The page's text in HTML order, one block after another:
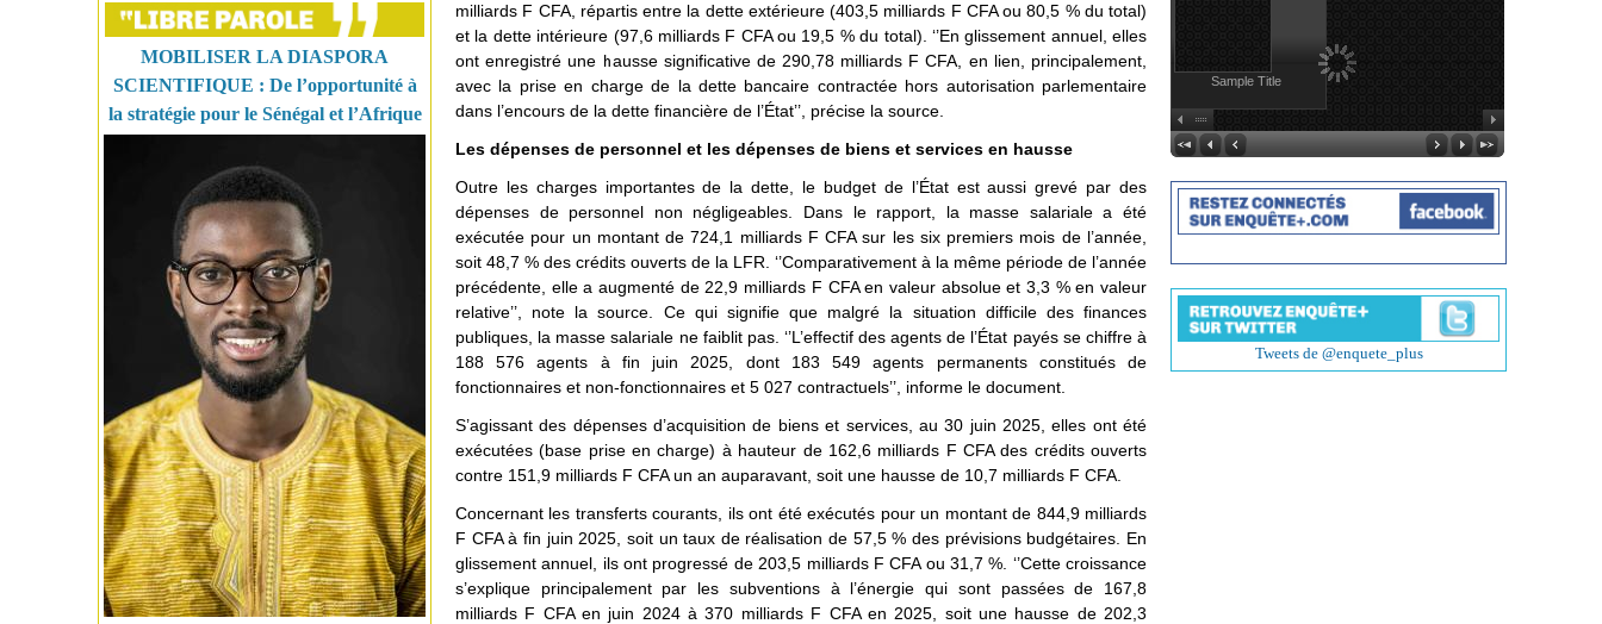
MOBILISER LA DIASPORA
SCIENTIFIQUE : De l’opportunité à
la stratégie pour le Sénégal et l’Afrique
milliards F CFA, répartis entre la dette extérieure (403,5 milliards F CFA ou 80,5 % du total)
et la dette intérieure (97,6 milliards F CFA ou 19,5 % du total). ‘’En glissement annuel, elles
ont enregistré une hausse significative de 290,78 milliards F CFA, en lien, principalement,
avec la prise en charge de la dette bancaire contractée hors autorisation parlementaire
dans l’encours de la dette financière de l’État’’, précise la source.
Les dépenses de personnel et les dépenses de biens et services en hausse
Outre les charges importantes de la dette, le budget de l’État est aussi grevé par des
dépenses de personnel non négligeables. Dans le rapport, la masse salariale a été
exécutée pour un montant de 724,1 milliards F CFA sur les six premiers mois de l’année,
soit 48,7 % des crédits ouverts de la LFR. ‘’Comparativement à la même période de l’année
précédente, elle a augmenté de 22,9 milliards F CFA en valeur absolue et 3,3 % en valeur
relative’’, note la source. Ce qui signifie que malgré la situation difficile des finances
publiques, la masse salariale ne faiblit pas. ‘’L’effectif des agents de l’État payés se chiffre à
188 576 agents à fin juin 2025, dont 183 549 agents permanents constitués de
fonctionnaires et non-fonctionnaires et 5 027 contractuels’’, informe le document.
S’agissant des dépenses d’acquisition de biens et services, au 30 juin 2025, elles ont été
exécutées (base prise en charge) à hauteur de 162,6 milliards F CFA des crédits ouverts
contre 151,9 milliards F CFA un an auparavant, soit une hausse de 10,7 milliards F CFA.
Concernant les transferts courants, ils ont été exécutés pour un montant de 844,9 milliards
F CFA à fin juin 2025, soit un taux de réalisation de 57,5 % des prévisions budgétaires. En
glissement annuel, ils ont progressé de 203,5 milliards F CFA ou 31,7 %. ‘’Cette croissance
s’explique principalement par les subventions à l’énergie qui sont passées de 167,8
milliards F CFA en juin 2024 à 370 milliards F CFA en 2025, soit une hausse de 202,3
Sample Title
Tweets de @enquete_plus